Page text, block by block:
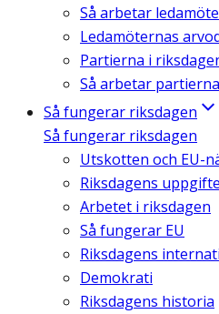
Så arbetar
Ledamöternas
Partierna i
Så arbetar partierna
Så fungerar riksdagen
Så fungerar riksdagen
Utskotten och EU-
Riksdagens
Arbetet i riksdagen
Så fungerar EU
Riksdagens
Demokrati
Riksdagens historia